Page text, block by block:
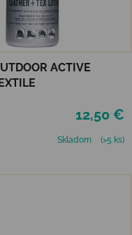
ACTIVE
12,50 €
Skladom
(>5 ks)